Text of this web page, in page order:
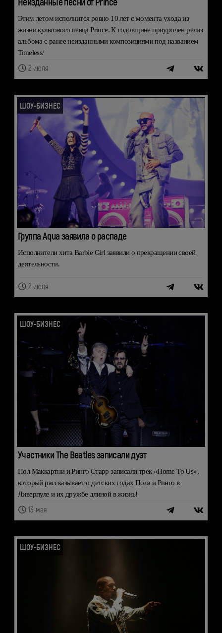
Этим летом исполнится ровно 10 лет с момента ухода из
жизни культового певца Prince. К годовщине приурочен релиз
альбома с ранее неизданными композициями под названием
Timeless/
2 июля
ШОУ-БИЗНЕС
Группа Aqua заявила о распаде
Исполнители хита Barbie Girl заявили о прекращении своей
деятельности.
2 июня
ШОУ-БИЗНЕС
Участники The Beatles записали дуэт
Пол Маккартни и Ринго Старр записали трек «Home To Us»,
который рассказывает о детских годах Пола и Ринго в
Ливерпуле и их дружбе длиной в жизнь!
13 мая
ШОУ-БИЗНЕС